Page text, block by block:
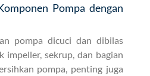
Pompa dengan
pompa dicuci dan dibilas
impeller, sekrup, dan bagian
pompa, penting juga